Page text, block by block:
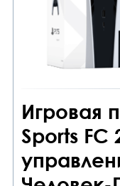
Игровая
Sports FC